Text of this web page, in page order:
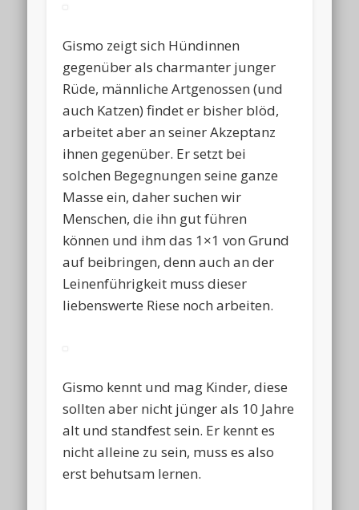
Gismo zeigt sich Hündinnen
gegenüber als charmanter junger
Rüde, männliche Artgenossen (und
auch Katzen) findet er bisher blöd,
arbeitet aber an seiner Akzeptanz
ihnen gegenüber. Er setzt bei
solchen Begegnungen seine ganze
Masse ein, daher suchen wir
Menschen, die ihn gut führen
können und ihm das 1×1 von Grund
auf beibringen, denn auch an der
Leinenführigkeit muss dieser
liebenswerte Riese noch arbeiten.
Gismo kennt und mag Kinder, diese
sollten aber nicht jünger als 10 Jahre
alt und standfest sein. Er kennt es
nicht alleine zu sein, muss es also
erst behutsam lernen.